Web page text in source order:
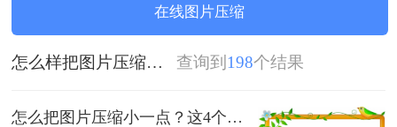
200k以内，无需安装，高效办公。
在线图片压缩
怎么样把图片压缩到200k以内 查询到 198个结果
怎么把图片压缩小一点？这4个方法都可以！赶紧试试！